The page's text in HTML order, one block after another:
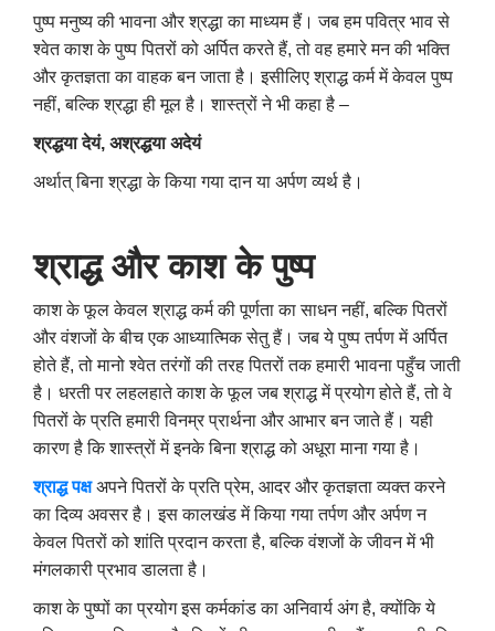
पुष्प मनुष्य की भावना और श्रद्धा का माध्यम हैं। जब हम पवित्र भाव से
श्वेत काश के पुष्प पितरों को अर्पित करते हैं, तो वह हमारे मन की भक्ति
और कृतज्ञता का वाहक बन जाता है। इसीलिए श्राद्ध कर्म में केवल पुष्प
नहीं, बल्कि श्रद्धा ही मूल है। शास्त्रों ने भी कहा है –
श्रद्धया देयं, अश्रद्धया अदेयं
अर्थात् बिना श्रद्धा के किया गया दान या अर्पण व्यर्थ है।
श्राद्ध और काश के पुष्प
काश के फूल केवल श्राद्ध कर्म की पूर्णता का साधन नहीं, बल्कि पितरों
और वंशजों के बीच एक आध्यात्मिक सेतु हैं। जब ये पुष्प तर्पण में अर्पित
होते हैं, तो मानो श्वेत तरंगों की तरह पितरों तक हमारी भावना पहुँच जाती
है। धरती पर लहलहाते काश के फूल जब श्राद्ध में प्रयोग होते हैं, तो वे
पितरों के प्रति हमारी विनम्र प्रार्थना और आभार बन जाते हैं। यही
कारण है कि शास्त्रों में इनके बिना श्राद्ध को अधूरा माना गया है।
श्राद्ध पक्ष अपने पितरों के प्रति प्रेम, आदर और कृतज्ञता व्यक्त करने
का दिव्य अवसर है। इस कालखंड में किया गया तर्पण और अर्पण न
केवल पितरों को शांति प्रदान करता है, बल्कि वंशजों के जीवन में भी
मंगलकारी प्रभाव डालता है।
काश के पुष्पों का प्रयोग इस कर्मकांड का अनिवार्य अंग है, क्योंकि ये